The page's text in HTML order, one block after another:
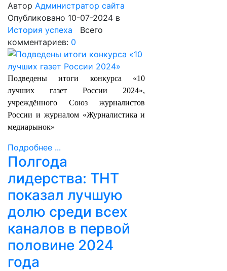
Автор Администратор сайта
Опубликовано 10-07-2024 в
История успеха Всего
комментариев: 0
Подведены итоги конкурса «10
лучших газет России 2024»,
учреждённого Союз журналистов
России и журналом «Журналистика и
медиарынок»
Подробнее ...
Полгода
лидерства: ТНТ
показал лучшую
долю среди всех
каналов в первой
половине 2024
года